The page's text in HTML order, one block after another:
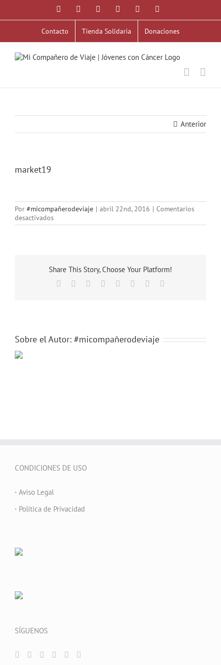
contenido
Facebook YouTubeInstagramCorreo
Contacto Tienda Solidaria Donaciones
Anterior
market19
Por #micompañerodeviaje | abril 22nd, 2016 | Comentarios
desactivadosen
market19
Share This Story, Choose Your Platform!
Facebook Reddit LinkedIn
TumblrPinterest
Sobre el Autor: #micompañerodeviaje
CONDICIONES DE USO
· Aviso Legal
· Política de Privacidad
SÍGUENOS